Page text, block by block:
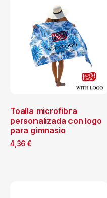
Toalla microfibra
personalizada con logo
para gimnasio
4,36 €